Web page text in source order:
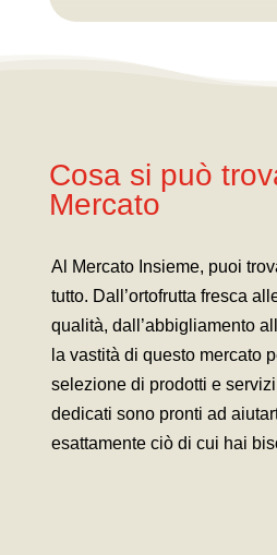
Cosa si può
Mercato
Al Mercato Insieme, puoi
tutto. Dall’ortofrutta fresca
qualità, dall’abbigliamento
la vastità di questo mercato
selezione di prodotti e
dedicati sono pronti ad
esattamente ciò di cui hai